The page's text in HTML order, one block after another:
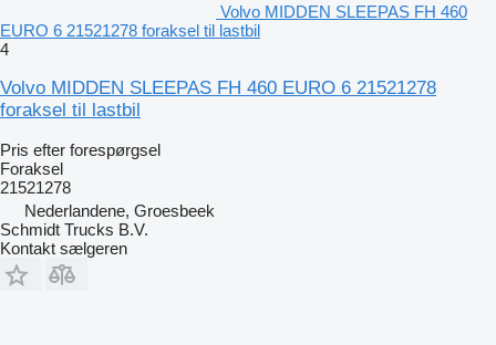
Volvo MIDDEN SLEEPAS FH 460
EURO 6 21521278 foraksel til lastbil
4
Volvo MIDDEN SLEEPAS FH 460 EURO 6 21521278
foraksel til lastbil
Pris efter forespørgsel
Foraksel
21521278
Nederlandene, Groesbeek
Schmidt Trucks B.V.
Kontakt sælgeren